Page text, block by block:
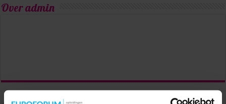
Over admin
Vorige